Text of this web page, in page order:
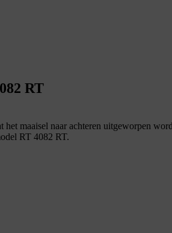
RT
het maaisel naar achteren uitgeworpen
RT 4082 RT.